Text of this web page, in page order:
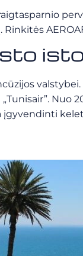
Rinkitės
„Tunisair”.